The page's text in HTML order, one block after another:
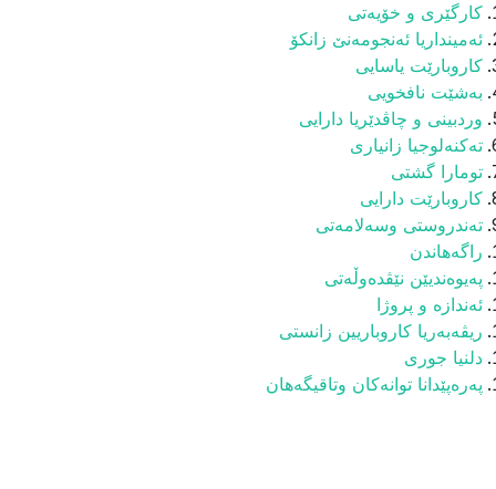
كارگێرى و خۆیه‌تی
ئه‌مینداریا ئه‌نجومه‌نێ زانكۆ
كاروبارێت یاسایی
به‌شێت نافخويى
وردبينى و چاڤدێريا دارايى
تەکنەلوجیا زانیارى
تومارا گشتى
كاروبارێت دارايى
ته‌ندروستى وسه‌لامه‌تى
راگه‌هاندن
پەیوەندیێن نێڤدەوڵەتی
ئه‌ندازه‌ و پروژا
ریڤەبەریا کاروباریین زانستى
دلنیا جوری
په‌ره‌پێدانا توانه‌كان وتاقيگه‌هان